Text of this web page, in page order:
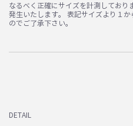
なるべく正確にサイズを計測してお
発生いたします。 表記サイズより１
のでご了承下さい。
DETAIL